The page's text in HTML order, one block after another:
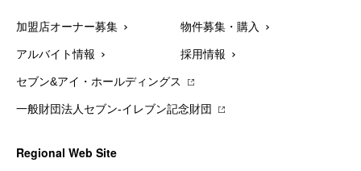
加盟店オーナー募集 物件募集・購入
アルバイト情報 採用情報
セブン&アイ・ホールディングス
一般財団法人セブン-イレブン記念財団
Regional Web Site